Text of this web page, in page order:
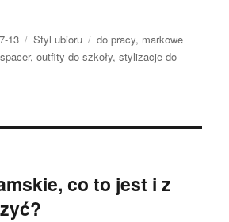
13 Kategorie
Styl ubioru Tagi
do pracy, markowe
,outfity do szkoły,stylizacje do
co to jest i z